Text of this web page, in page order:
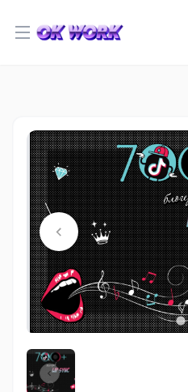
Open menu